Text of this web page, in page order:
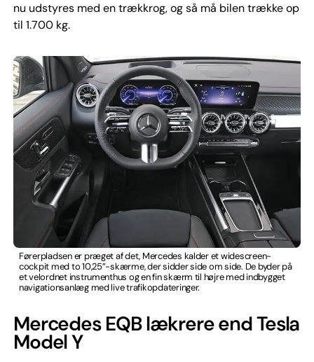
nu udstyres med en trækkrog, og så må bilen trække op
til 1.700 kg.
Førerpladsen er præget af det, Mercedes kalder et widescreen-
cockpit med to 10,25”-skærme, der sidder side om side. De byder på
et velordnet instrumenthus og en fin skærm til højre med indbygget
navigationsanlæg med live trafikopdateringer.
Mercedes EQB lækrere end Tesla
Model Y